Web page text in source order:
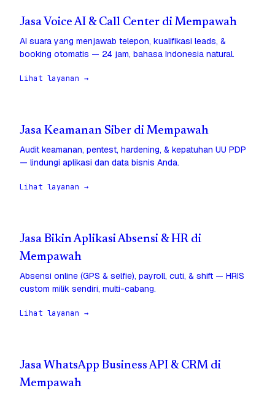
Jasa Voice AI & Call Center di Mempawah
AI suara yang menjawab telepon, kualifikasi leads, &
booking otomatis — 24 jam, bahasa Indonesia natural.
Lihat layanan →
Jasa Keamanan Siber di Mempawah
Audit keamanan, pentest, hardening, & kepatuhan UU PDP
— lindungi aplikasi dan data bisnis Anda.
Lihat layanan →
Jasa Bikin Aplikasi Absensi & HR di
Mempawah
Absensi online (GPS & selfie), payroll, cuti, & shift — HRIS
custom milik sendiri, multi-cabang.
Lihat layanan →
Jasa WhatsApp Business API & CRM di
Mempawah